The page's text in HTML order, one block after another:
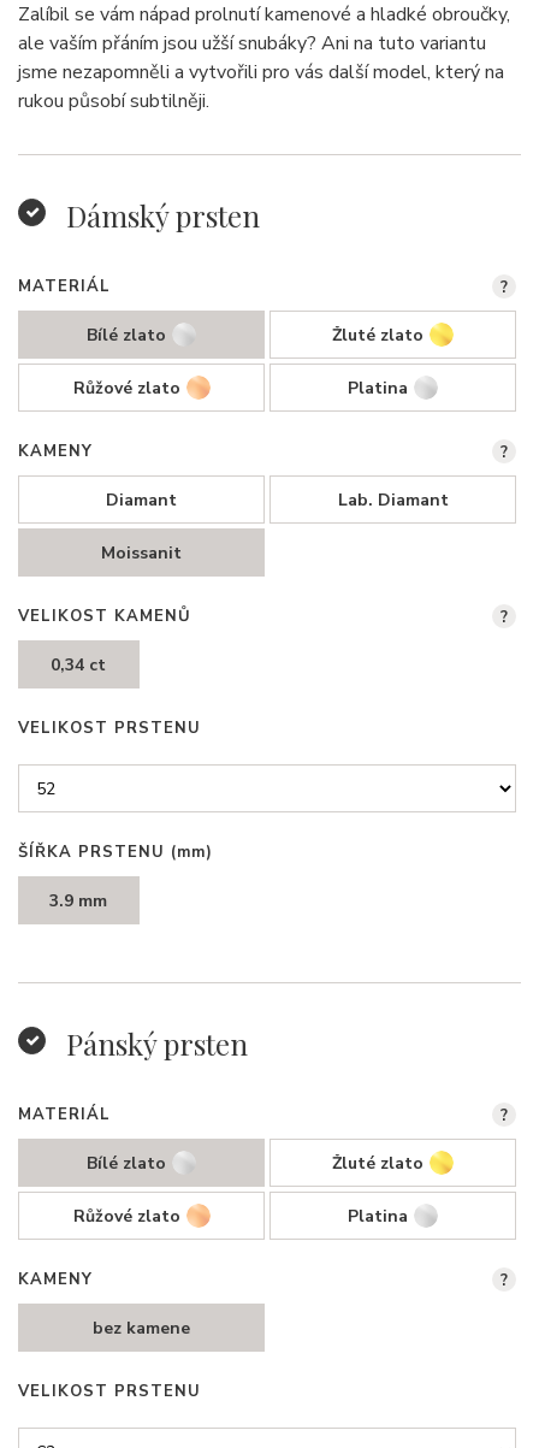
Zalíbil se vám nápad prolnutí kamenové a hladké obroučky,
ale vaším přáním jsou užší snubáky? Ani na tuto variantu
jsme nezapomněli a vytvořili pro vás další model, který na
rukou působí subtilněji.
Dámský prsten
MATERIÁL
Bílé zlato Žluté zlato
Růžové zlato Platina
?
KAMENY
Diamant Lab. Diamant
Moissanit
?
VELIKOST KAMENŮ
0,34 ct
?
VELIKOST PRSTENU
ŠÍŘKA PRSTENU (mm)
3.9 mm
Pánský prsten
MATERIÁL
Bílé zlato Žluté zlato
Růžové zlato Platina
?
KAMENY
bez kamene
?
VELIKOST PRSTENU